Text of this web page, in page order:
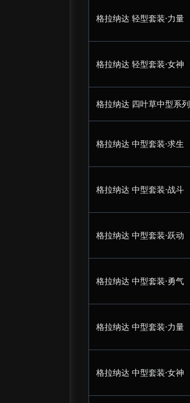
格拉纳达 轻型套装·力量
格拉纳达 轻型套装·女神
格拉纳达 四叶草中型系列
格拉纳达 中型套装·求生
格拉纳达 中型套装·战斗
格拉纳达 中型套装·跃动
格拉纳达 中型套装·勇气
格拉纳达 中型套装·力量
格拉纳达 中型套装·女神